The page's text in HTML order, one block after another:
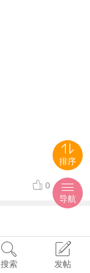
0
选
搜索 发帖
排序
导航